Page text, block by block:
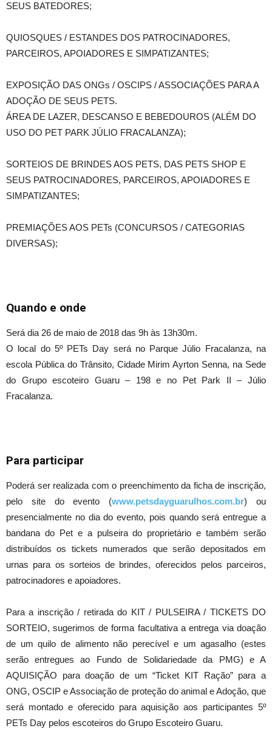
SEUS BATEDORES;
QUIOSQUES / ESTANDES DOS PATROCINADORES,
PARCEIROS, APOIADORES E SIMPATIZANTES;
EXPOSIÇÃO DAS ONGs / OSCIPS / ASSOCIAÇÕES PARA A
ADOÇÃO DE SEUS PETS.
ÁREA DE LAZER, DESCANSO E BEBEDOUROS (ALÉM DO
USO DO PET PARK JÚLIO FRACALANZA);
SORTEIOS DE BRINDES AOS PETS, DAS PETS SHOP E
SEUS PATROCINADORES, PARCEIROS, APOIADORES E
SIMPATIZANTES;
PREMIAÇÕES AOS PETs (CONCURSOS / CATEGORIAS
DIVERSAS);
Quando e onde
Será dia 26 de maio de 2018 das 9h às 13h30m.
O local do 5º PETs Day será no Parque Júlio Fracalanza, na
escola Pública do Trânsito, Cidade Mirim Ayrton Senna, na Sede
do Grupo escoteiro Guaru – 198 e no Pet Park II – Júlio
Fracalanza.
Para participar
Poderá ser realizada com o preenchimento da ficha de inscrição,
pelo site do evento (www.petsdayguarulhos.com.br) ou
presencialmente no dia do evento, pois quando será entregue a
bandana do Pet e a pulseira do proprietário e também serão
distribuídos os tickets numerados que serão depositados em
urnas para os sorteios de brindes, oferecidos pelos parceiros,
patrocinadores e apoiadores.
Para a inscrição / retirada do KIT / PULSEIRA / TICKETS DO
SORTEIO, sugerimos de forma facultativa a entrega via doação
de um quilo de alimento não perecível e um agasalho (estes
serão entregues ao Fundo de Solidariedade da PMG) e A
AQUISIÇÃO para doação de um “Ticket KIT Ração” para a
ONG, OSCIP e Associação de proteção do animal e Adoção, que
será montado e oferecido para aquisição aos participantes 5º
PETs Day pelos escoteiros do Grupo Escoteiro Guaru.